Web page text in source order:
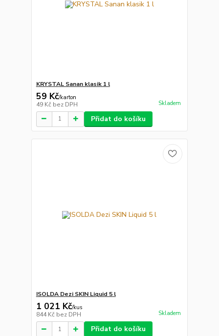
KRYSTAL Sanan klasik 1 l
59 Kč/karton
49 Kč bez DPH Skladem
Přidat do košíku
ISOLDA Dezi SKIN Liquid 5 l
1 021 Kč/kus
844 Kč bez DPH Skladem
Přidat do košíku